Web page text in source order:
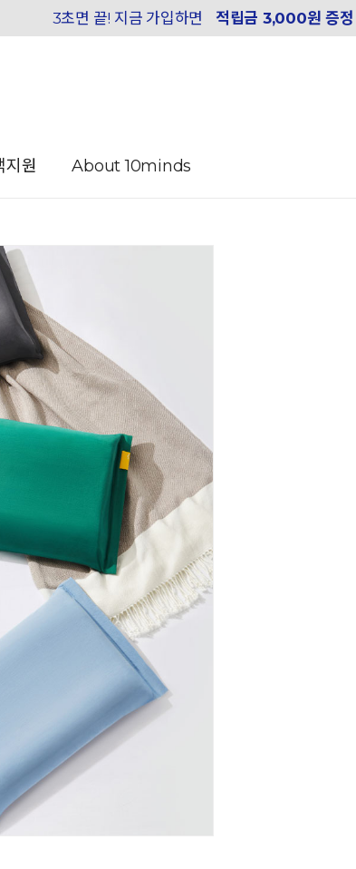
3초면 끝! 지금 가입하면 적립금 3,000원 증정
지원 About 10minds